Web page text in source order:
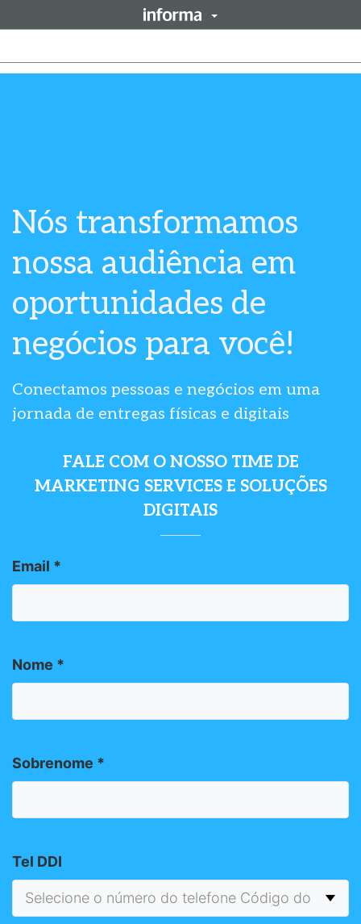
Nós transformamos
nossa audiência em
oportunidades de
negócios para você!
Conectamos pessoas e negócios em uma
jornada de entregas físicas e digitais
FALE COM O NOSSO TIME DE
MARKETING SERVICES E SOLUÇÕES
DIGITAIS
Email *
Nome *
Sobrenome *
Tel DDI